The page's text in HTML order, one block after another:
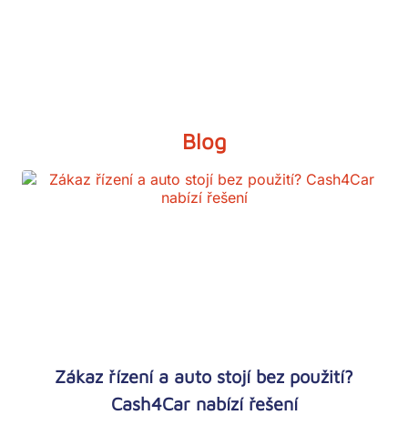
Blog
Zákaz řízení a auto stojí bez použití?
Cash4Car nabízí řešení